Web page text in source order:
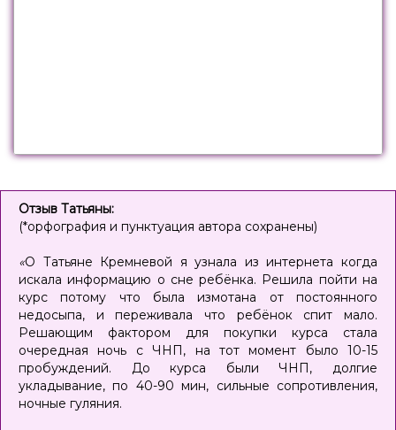
Отзыв Татьяны:
(*орфография и пунктуация автора сохранены)
«О Татьяне Кремневой я узнала из интернета когда
искала информацию о сне ребёнка. Решила пойти на
курс потому что была измотана от постоянного
недосыпа, и переживала что ребёнок спит мало.
Решающим фактором для покупки курса стала
очередная ночь с ЧНП, на тот момент было 10-15
пробуждений. До курса были ЧНП, долгие
укладывание, по 40-90 мин, сильные сопротивления,
ночные гуляния.